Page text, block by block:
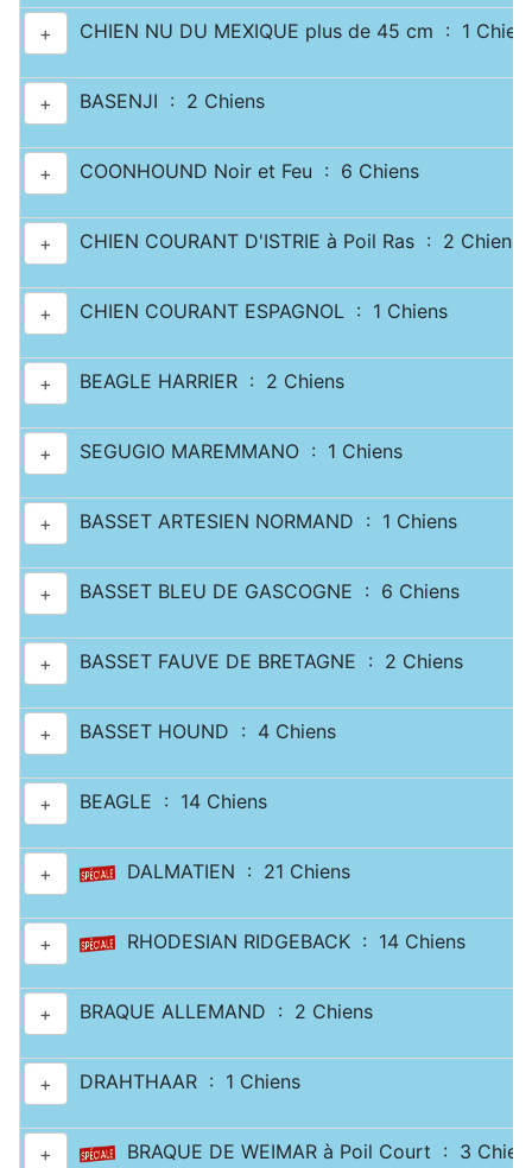
+ CHIEN NU DU MEXIQUE plus de 45 cm : 1
+ BASENJI : 2 Chiens
+ COONHOUND Noir et Feu : 6 Chiens
+ CHIEN COURANT D'ISTRIE à Poil Ras : 2 Chiens
+ CHIEN COURANT ESPAGNOL : 1 Chiens
+ BEAGLE HARRIER : 2 Chiens
+ SEGUGIO MAREMMANO : 1 Chiens
+ BASSET ARTESIEN NORMAND : 1 Chiens
+ BASSET BLEU DE GASCOGNE : 6 Chiens
+ BASSET FAUVE DE BRETAGNE : 2 Chiens
+ BASSET HOUND : 4 Chiens
+ BEAGLE : 14 Chiens
+ DALMATIEN : 21 Chiens
+ RHODESIAN RIDGEBACK : 14 Chiens
+ BRAQUE ALLEMAND : 2 Chiens
+ DRAHTHAAR : 1 Chiens
+ BRAQUE DE WEIMAR à Poil Court : 3